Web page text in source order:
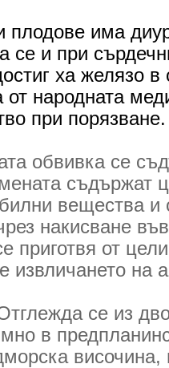
плодове има
се и при
ха желязо
от народната
при порязване.
обвивка се
съ­държат
вещества и
накисване
приготвя от
извличането на
се из
в
височина,